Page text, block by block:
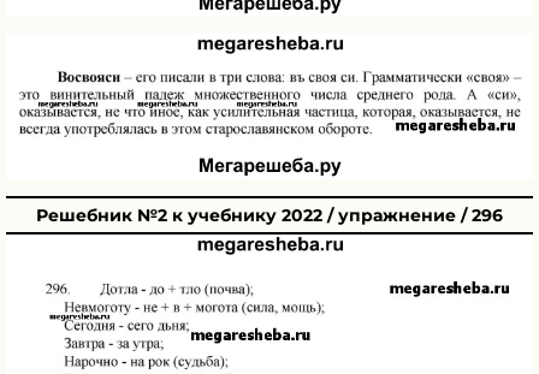
Решебник №2 к учебнику 2022 / упражнение / 296